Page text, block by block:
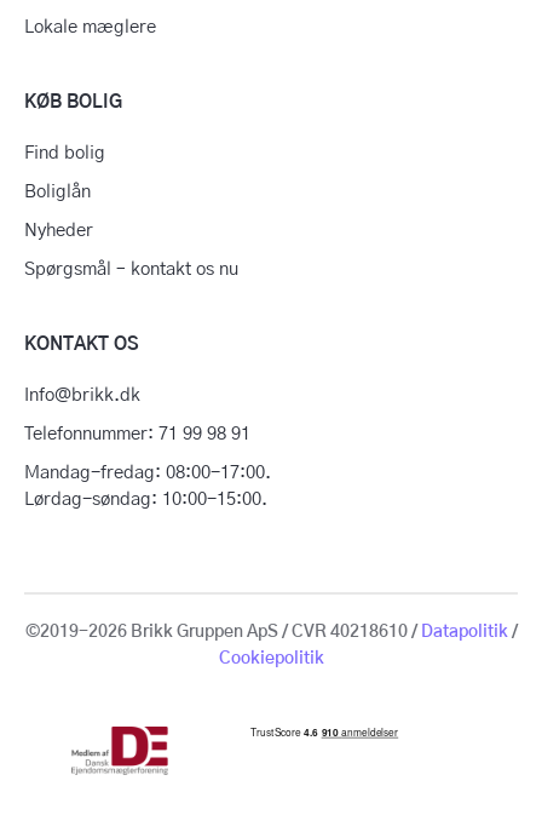
Lokale mæglere
KØB BOLIG
Find bolig
Boliglån
Nyheder
Spørgsmål – kontakt os nu
KONTAKT OS
Info@brikk.dk
Telefonnummer: 71 99 98 91
Mandag-fredag: 08:00-17:00.
Lørdag-søndag: 10:00-15:00.
©2019-2026 Brikk Gruppen ApS / CVR 40218610 / Datapolitik/
Cookiepolitik